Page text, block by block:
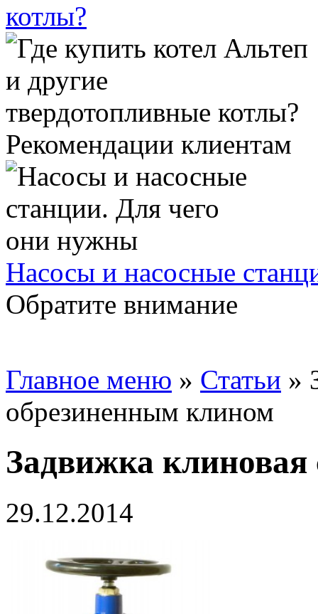
котлы?
Рекомендации клиентам
Насосы и насосные
Обратите внимание
Главное меню » Статьи »
обрезиненным клином
Задвижка
29.12.2014